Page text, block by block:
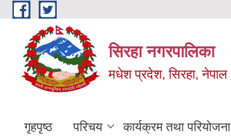
Skip to main content
सिरहा नगरपालिका
मधेश प्रदेश, सिरहा, नेपाल
गृहपृष्ठ परिचय कार्यक्रम तथा परियोजना